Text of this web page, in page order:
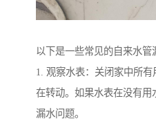
以下是一些常见的自来水管
1. 观察水表：关闭家中所
在转动。如果水表在没有
漏水问题。